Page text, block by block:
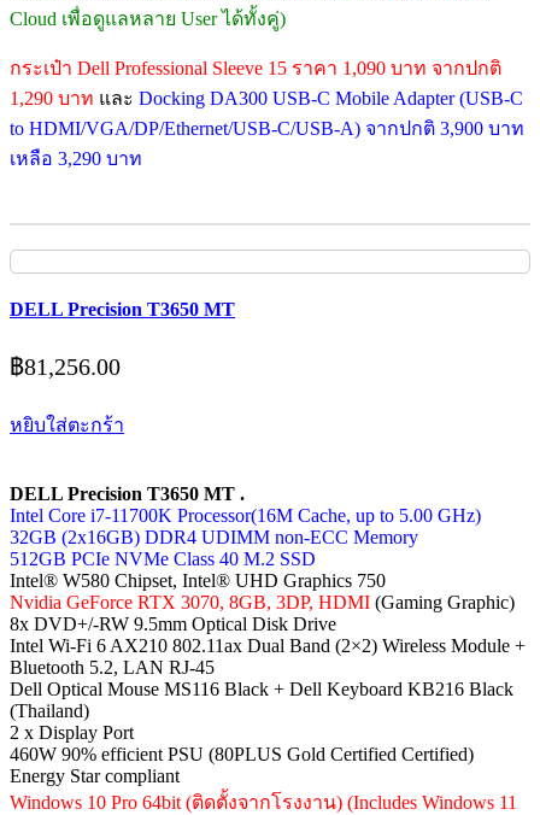
Cloud เพื่อดูแลหลาย User ได้ทั้งคู่)
กระเป๋า Dell Professional Sleeve 15 ราคา 1,090 บาท จากปกติ
1,290 บาท และ Docking DA300 USB-C Mobile Adapter (USB-C
to HDMI/VGA/DP/Ethernet/USB-C/USB-A) จากปกติ 3,900 บาท
เหลือ 3,290 บาท
DELL Precision T3650 MT
฿81,256.00
หยิบใส่ตะกร้า
DELL Precision T3650 MT .
Intel Core i7-11700K Processor(16M Cache, up to 5.00 GHz)
32GB (2x16GB) DDR4 UDIMM non-ECC Memory
512GB PCIe NVMe Class 40 M.2 SSD
Intel® W580 Chipset, Intel® UHD Graphics 750
Nvidia GeForce RTX 3070, 8GB, 3DP, HDMI (Gaming Graphic)
8x DVD+/-RW 9.5mm Optical Disk Drive
Intel Wi-Fi 6 AX210 802.11ax Dual Band (2×2) Wireless Module +
Bluetooth 5.2, LAN RJ-45
Dell Optical Mouse MS116 Black + Dell Keyboard KB216 Black
(Thailand)
2 x Display Port
460W 90% efficient PSU (80PLUS Gold Certified Certified)
Energy Star compliant
Windows 10 Pro 64bit (ติดตั้งจากโรงงาน) (Includes Windows 11